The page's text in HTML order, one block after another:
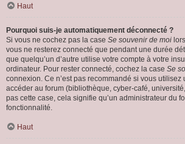
Haut
Pourquoi suis-je automatiquement déconnecté ?
Si vous ne cochez pas la case Se souvenir de moi
vous ne resterez connecté que pendant une durée
que quelqu’un d’autre utilise votre compte à votre
ordinateur. Pour rester connecté, cochez la case Se
connexion. Ce n’est pas recommandé si vous
accéder au forum (bibliothèque, cyber-café,
pas cette case, cela signifie qu’un administrateur du
fonctionnalité.
Haut